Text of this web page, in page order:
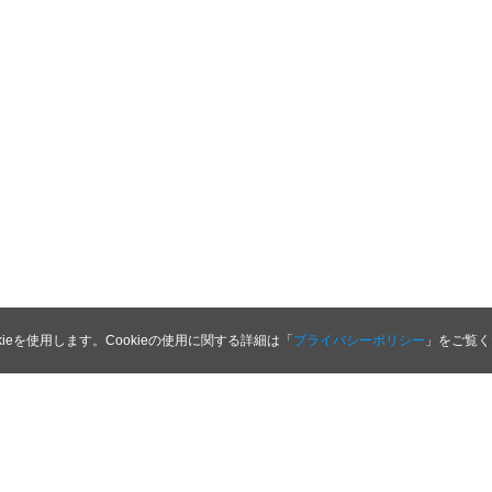
を使用します。Cookieの使用に関する詳細は「プライバシーポリシー 」をご覧く